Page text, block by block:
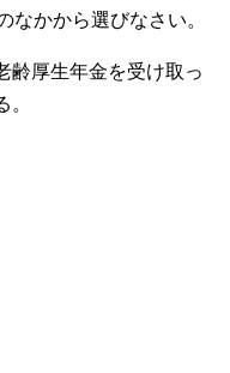
なかから選びなさい。
齢厚生年金を受け取っ